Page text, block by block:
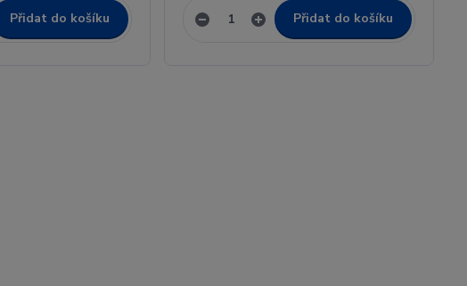
Přidat do košíku Přidat do košíku